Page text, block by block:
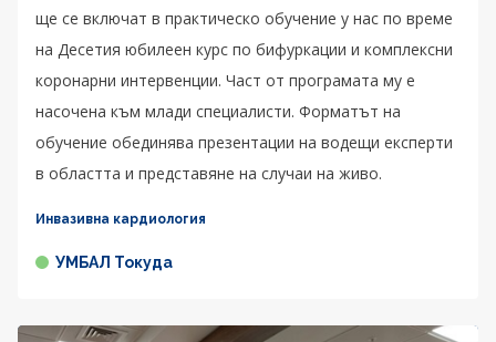
ще се включат в практическо обучение у нас по време
на Десетия юбилеен курс по бифуркации и комплексни
коронарни интервенции. Част от програмата му е
насочена към млади специалисти. Форматът на
обучение обединява презентации на водещи експерти
в областта и представяне на случаи на живо.
Инвазивна кардиология
УМБАЛ Токуда